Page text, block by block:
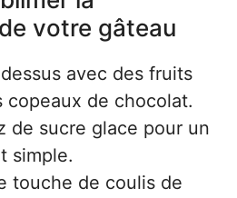
votre gâteau
avec des fruits
copeaux de chocolat.
de sucre glace pour un
simple.
touche de coulis de